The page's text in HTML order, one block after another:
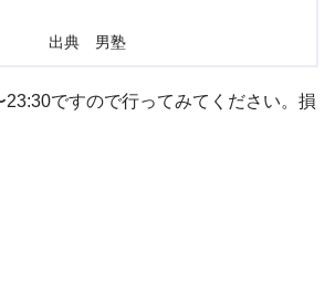
出典 男塾
ですので行ってみてください。損